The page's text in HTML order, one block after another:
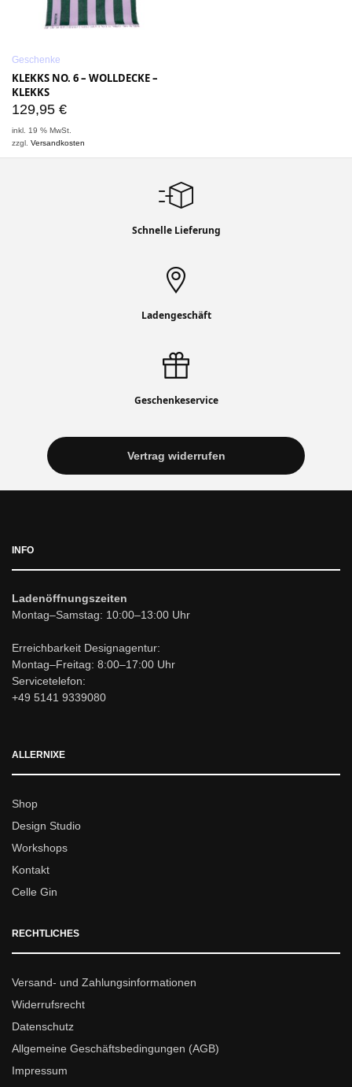
Geschenke
KLEKKS NO. 6 – WOLLDECKE –
KLEKKS
129,95 €
inkl. 19 % MwSt.
zzgl.Versandkosten
Schnelle Lieferung
Ladengeschäft
Geschenkeservice
Vertrag widerrufen
INFO
Ladenöffnungszeiten
Montag–Samstag: 10:00–13:00 Uhr
Erreichbarkeit Designagentur:
Montag–Freitag: 8:00–17:00 Uhr
Servicetelefon:
+49 5141 9339080
ALLERNIXE
Shop
Design Studio
Workshops
Kontakt
Celle Gin
RECHTLICHES
Versand- und Zahlungsinformationen
Widerrufsrecht
Datenschutz
Allgemeine Geschäftsbedingungen (AGB)
Impressum